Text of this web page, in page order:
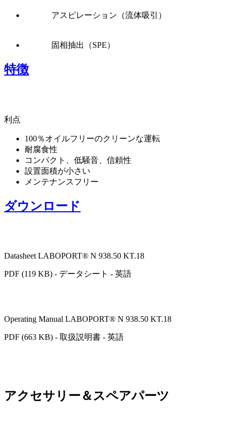
アスピレーション（流体吸引）
固相抽出（SPE）
特徴
利点
100％オイルフリーのクリーンな運転
耐腐食性
コンパクト、低騒音、信頼性
設置面積が小さい
メンテナンスフリー
ダウンロード
Datasheet LABOPORT® N 938.50 KT.18
PDF (119 KB) - データシート - 英語
Operating Manual LABOPORT® N 938.50 KT.18
PDF (663 KB) - 取扱説明書 - 英語
アクセサリー＆スペアパーツ